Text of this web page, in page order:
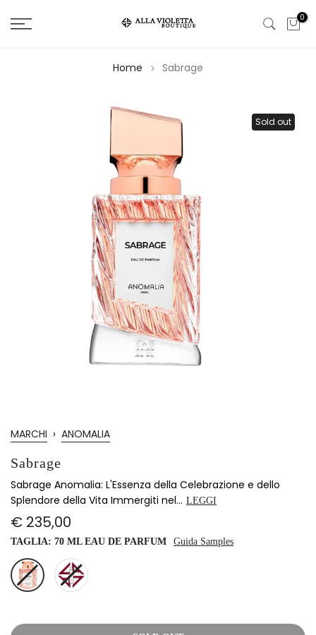
il
0
Home Sabrage
Sold out
MARCHI › ANOMALIA
Sabrage
Sabrage Anomalia: L'Essenza della Celebrazione e dello
Splendore della Vita Immergiti nel... LEGGI
€ 235,00
TAGLIA: 70 ML EAU DE PARFUM Guida Samples